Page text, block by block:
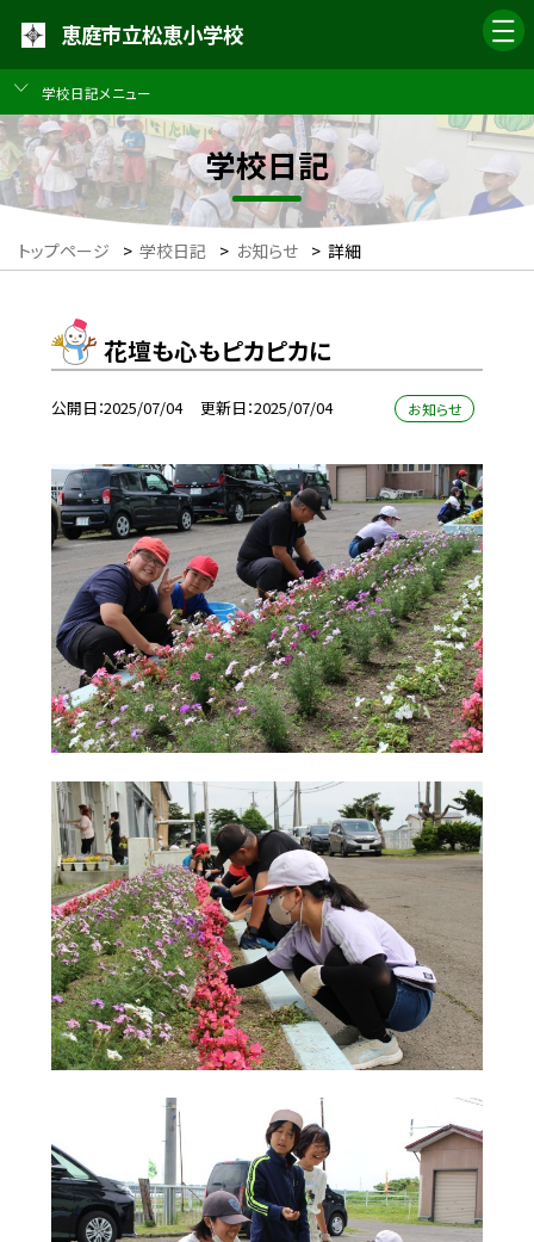
恵庭市立松恵小学校
学校日記メニュー
学校日記
トップページ > 学校日記 > お知らせ > 詳細
花壇も心もピカピカに
公開日 2025/07/04 更新日 2025/07/04 お知らせ